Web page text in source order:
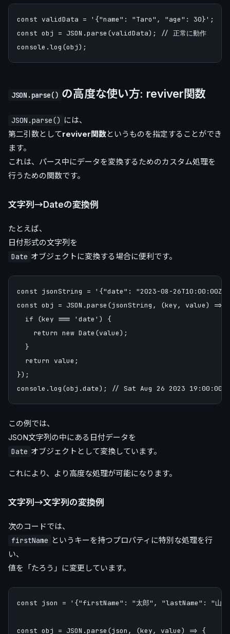
const validData = '{"name": "Taro", "age": 30}';
const obj = JSON.parse(validData); // 正常に動作
JSON.parse() の高度な使い方: reviver関数
JSON.parse() には、
第二引数としてreviver関数というものを指定することができ
ます。
これは、パース中にデータを変換するためのカスタム処理を
行うための関数です。
文字列→Dateの変換例
たとえば、
日付形式の文字列を
Date オブジェクトに変換する場合に便利です。
const jsonString = '{"date": "2023-08-
const obj = JSON.parse(jsonString, (key, value) => {
  if (key === 'date') {
    return new Date(value);
  }
  return value;
});
この例では、
JSON文字列の中にある日付データを
Date オブジェクトとして変換しています。
これにより、より高度な処理が可能になります。
文字列→文字列の変換例
次のコードでは、
firstName というキーを持つプロパティに特別な処理を行
い、
値を「たろう」に変更しています。
const json = '{"firstName": "太郎", "lastName": "山
const obj = JSON.parse(json, (key, value) => {